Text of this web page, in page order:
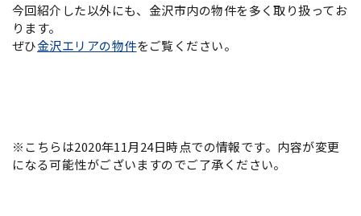
今回紹介した以外にも、金沢市内の物件を多く取り扱ってお
ります。
ぜひ金沢エリアの物件をご覧ください。
※こちらは2020年11月24日時点での情報です。内容が変更
になる可能性がございますのでご了承ください。